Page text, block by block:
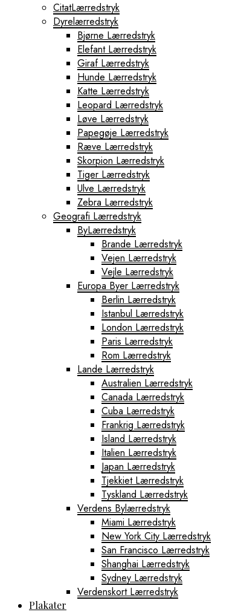
CitatLærredstryk
Dyrelærredstryk
Bjørne Lærredstryk
Elefant Lærredstryk
Giraf Lærredstryk
Hunde Lærredstryk
Katte Lærredstryk
Leopard Lærredstryk
Løve Lærredstryk
Papegøje Lærredstryk
Ræve Lærredstryk
Skorpion Lærredstryk
Tiger Lærredstryk
Ulve Lærredstryk
Zebra Lærredstryk
Geografi Lærredstryk
ByLærredstryk
Brande Lærredstryk
Vejen Lærredstryk
Vejle Lærredstryk
Europa Byer Lærredstryk
Berlin Lærredstryk
Istanbul Lærredstryk
London Lærredstryk
Paris Lærredstryk
Rom Lærredstryk
Lande Lærredstryk
Australien Lærredstryk
Canada Lærredstryk
Cuba Lærredstryk
Frankrig Lærredstryk
Island Lærredstryk
Italien Lærredstryk
Japan Lærredstryk
Tjekkiet Lærredstryk
Tyskland Lærredstryk
Verdens Bylærredstryk
Miami Lærredstryk
New York City Lærredstryk
San Francisco Lærredstryk
Shanghai Lærredstryk
Sydney Lærredstryk
Verdenskort Lærredstryk
Plakater